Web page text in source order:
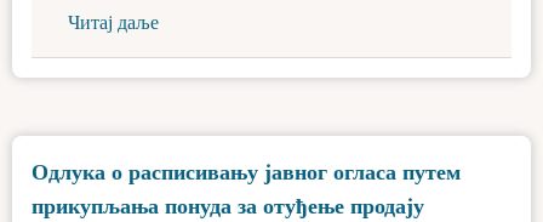
Читај даље
Одлука о расписивању јавног огласа путем
прикупљања понуда за отуђење продају